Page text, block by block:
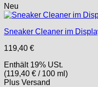
Neu
Sneaker Cleaner im
119,40 €
Enthält 19% USt.
(119,40 € / 100 ml)
Plus Versand